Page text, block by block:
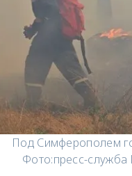
Под Симферополем
Фото:пресс-